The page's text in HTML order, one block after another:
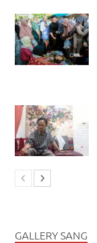
GALLERY SANG